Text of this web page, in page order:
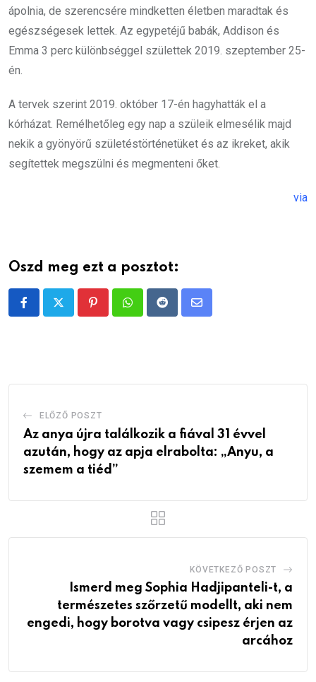
ápolnia, de szerencsére mindketten életben maradtak és
egészségesek lettek. Az egypetéjű babák, Addison és
Emma 3 perc különbséggel születtek 2019. szeptember 25-
én.
A tervek szerint 2019. október 17-én hagyhatták el a
kórházat. Remélhetőleg egy nap a szüleik elmesélik majd
nekik a gyönyörű születéstörténetüket és az ikreket, akik
segítettek megszülni és megmenteni őket.
via
Oszd meg ezt a posztot:
PinterestWhatsappRedditShare
ELŐZŐ POSZT
Az anya újra találkozik a fiával 31 évvel
azután, hogy az apja elrabolta: „Anyu, a
szemem a tiéd”
KÖVETKEZŐ POSZT
Ismerd meg Sophia Hadjipanteli-t, a
természetes szőrzetű modellt, aki nem
engedi, hogy borotva vagy csipesz érjen az
arcához